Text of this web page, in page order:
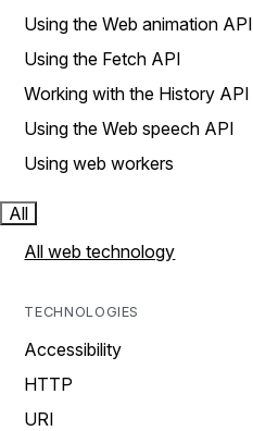
Using the Web animation API
Using the Fetch API
Working with the History API
Using the Web speech API
Using web workers
All
All web technology
TECHNOLOGIES
Accessibility
HTTP
URI